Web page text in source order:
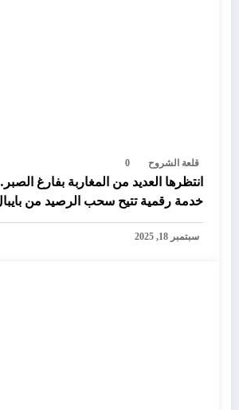
قلعة الشروح 0
انتظرها العديد من المغاربة بفارغ
خدمة رقمية تتيح سحب الرصيد من
المغرب
سبتمبر 18, 2025